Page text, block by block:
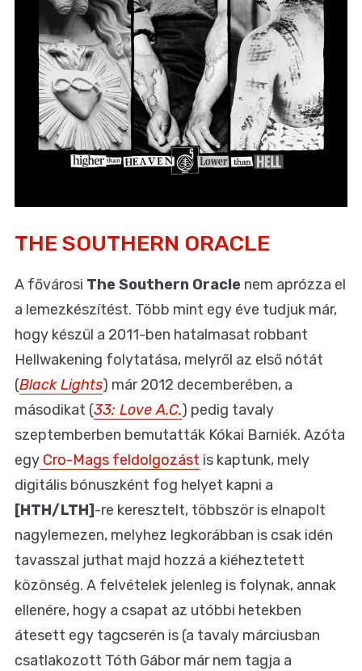
THE SOUTHERN ORACLE
A fővárosi The Southern Oracle nem aprózza el
a lemezkészítést. Több mint egy éve tudjuk már,
hogy készül a 2011-ben hatalmasat robbant
Hellwakening folytatása, melyről az első nótát
(Black Lights) már 2012 decemberében, a
másodikat (33: Love A.C.) pedig tavaly
szeptemberben bemutatták Kókai Barniék. Azóta
egy Cro-Mags feldolgozást is kaptunk, mely
digitális bónuszként fog helyet kapni a
[HTH/LTH] -re keresztelt, többször is elnapolt
nagylemezen, melyhez legkorábban is csak idén
tavasszal juthat majd hozzá a kiéheztetett
közönség. A felvételek jelenleg is folynak, annak
ellenére, hogy a csapat az utóbbi hetekben
átesett egy tagcserén is (a tavaly márciusban
csatlakozott Tóth Gábor már nem tagja a